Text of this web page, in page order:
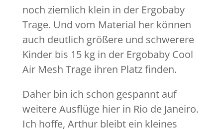
noch ziemlich klein in der Ergobaby
Trage. Und vom Material her können
auch deutlich größere und schwerere
Kinder bis 15 kg in der Ergobaby Cool
Air Mesh Trage ihren Platz finden.
Daher bin ich schon gespannt auf
weitere Ausflüge hier in Rio de Janeiro.
Ich hoffe, Arthur bleibt ein kleines